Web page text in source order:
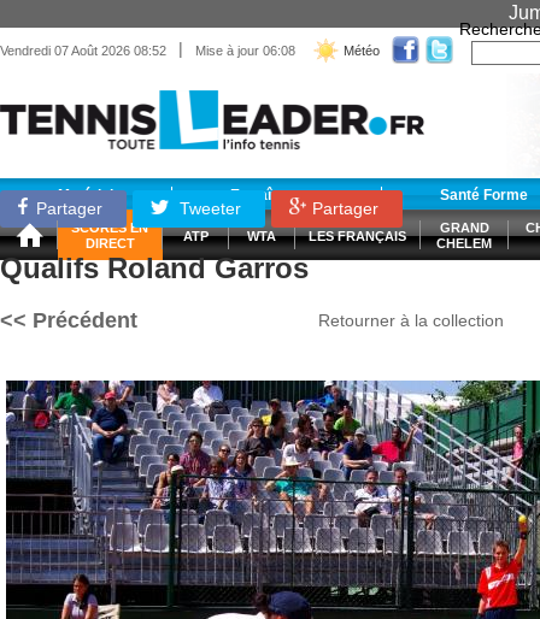
Vendredi 07 Août 2026 08:52 | Mise à jour 06:08 Météo
Matériel Entraînement Santé Forme
SCORES EN
DIRECT
ATP WTA LES FRANÇAIS
GRAND
CHELEM
Partager Tweeter Partager
Qualifs Roland Garros
<< Précédent Retourner à la collection